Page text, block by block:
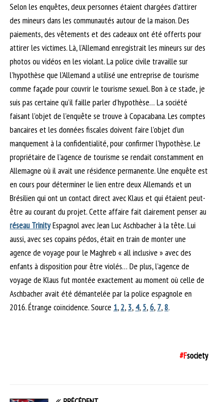
Selon les enquêtes, deux personnes étaient chargées d’attirer
des mineurs dans les communautés autour de la maison. Des
paiements, des vêtements et des cadeaux ont été offerts pour
attirer les victimes. Là, l’Allemand enregistrait les mineurs sur des
photos ou vidéos en les violant. La police civile travaille sur
l’hypothèse que l’Allemand a utilisé une entreprise de tourisme
comme façade pour couvrir le tourisme sexuel. Bon à ce stade, je
suis pas certaine qu’il faille parler d’hypothèse… La société
faisant l’objet de l’enquête se trouve à Copacabana. Les comptes
bancaires et les données fiscales doivent faire l’objet d’un
manquement à la confidentialité, pour confirmer l’hypothèse. Le
propriétaire de l’agence de tourisme se rendait constamment en
Allemagne où il avait une résidence permanente. Une enquête est
en cours pour déterminer le lien entre deux Allemands et un
Brésilien qui ont un contact direct avec Klaus et qui étaient peut-
être au courant du projet. Cette affaire fait clairement penser au
réseau TrinityEspagnol avec Jean Luc Aschbacher à la tête. Lui
aussi, avec ses copains pédos, était en train de monter une
agence de voyage pour le Maghreb « all inclusive » avec des
enfants à disposition pour être violés… De plus, l’agence de
voyage de Klaus fut montée exactement au moment où celle de
Aschbacher avait été démantelée par la police espagnole en
2016. Étrange coïncidence. Source 1,2, 3, 4, 5,6, 7,8.
#Fsociety